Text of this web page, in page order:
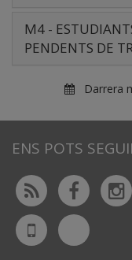
M4 -
PENDENTS DE
Darrera
ENS POTS
Rss
UdL
App